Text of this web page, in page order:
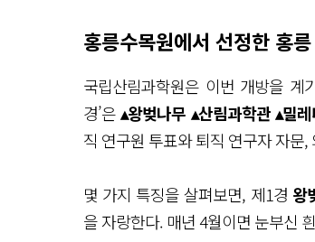
홍릉수목원에서 선정한 홍
국립산림과학원은 이번 개방을 계
경’은▴왕벚나무 ▴산림과학관 ▴밀
직 연구원 투표와 퇴직 연구자 자문
몇 가지 특징을 살펴보면, 제1경 왕
을 자랑한다. 매년 4월이면 눈부신